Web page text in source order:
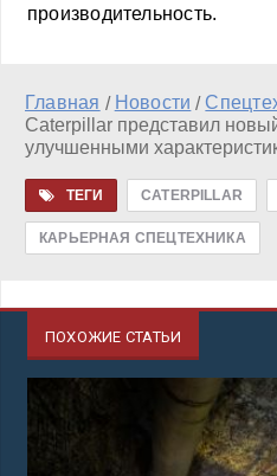
производительность.
Главная / Новости /
Caterpillar представил
улучшенными
ТЕГИ CATERPILLAR
КАРЬЕРНАЯ СПЕЦТЕХНИКА
ПОХОЖИЕ СТАТЬИ